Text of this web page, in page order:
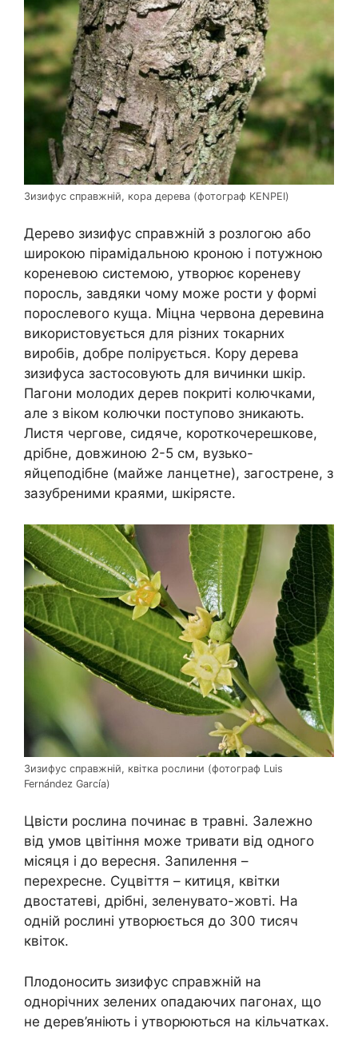
Зизифус справжній, кора дерева (фотограф KENPEI)
Дерево зизифус справжній з розлогою або
широкою пірамідальною кроною і потужною
кореневою системою, утворює кореневу
поросль, завдяки чому може рости у формі
порослевого куща. Міцна червона деревина
використовується для різних токарних
виробів, добре полірується. Кору дерева
зизифуса застосовують для вичинки шкір.
Пагони молодих дерев покриті колючками,
але з віком колючки поступово зникають.
Листя чергове, сидяче, короткочерешкове,
дрібне, довжиною 2-5 см, вузько-
яйцеподібне (майже ланцетне), загострене, з
зазубреними краями, шкірясте.
Зизифус справжній, квітка рослини (фотограф Luis
Fernández García)
Цвісти рослина починає в травні. Залежно
від умов цвітіння може тривати від одного
місяця і до вересня. Запилення –
перехресне. Суцвіття – китиця, квітки
двостатеві, дрібні, зеленувато-жовті. На
одній рослині утворюється до 300 тисяч
квіток.
Плодоносить зизифус справжній на
однорічних зелених опадаючих пагонах, що
не дерев’яніють і утворюються на кільчатках.